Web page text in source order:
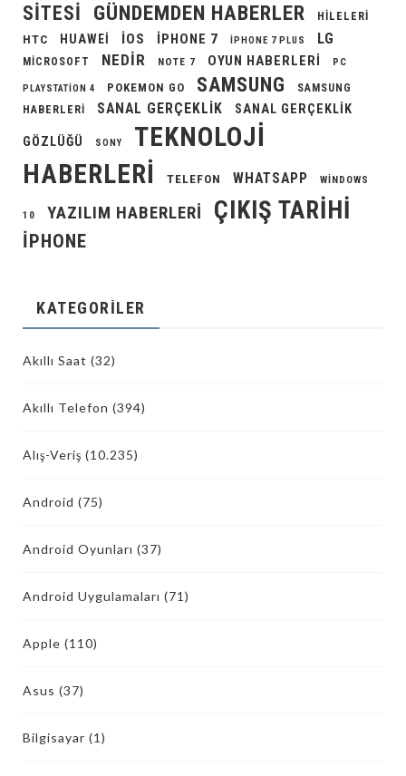
SITESI
GÜNDEMDEN HABERLER
HILELERI
HTC
HUAWEI IOS IPHONE 7 IPHONE 7 PLUS LG
MICROSOFT NEDIR NOTE 7 OYUN HABERLERI PC
PLAYSTATION 4 POKEMON GO SAMSUNG
SAMSUNG
HABERLERI
SANAL GERÇEKLIK SANAL GERÇEKLIK
GÖZLÜĞÜ SONY
TEKNOLOJI
HABERLERI
TELEFON WHATSAPP WINDOWS
10 YAZILIM HABERLERI ÇIKIŞ TARIHI
İPHONE
KATEGORILER
Akıllı Saat (32)
Akıllı Telefon (394)
Alış-Veriş (10.235)
Android (75)
Android Oyunları (37)
Android Uygulamaları (71)
Apple (110)
Asus (37)
Bilgisayar (1)